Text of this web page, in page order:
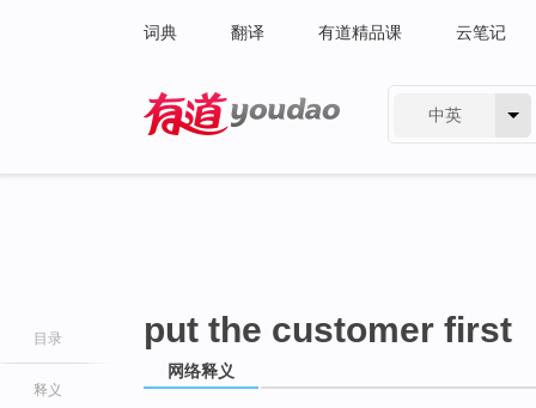
词典 翻译 有道精品课 云笔记
中英
目录
释义
put the customer first
网络释义